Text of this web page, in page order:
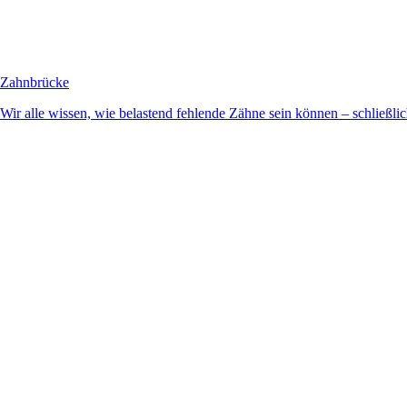
Zahnbrücke
Wir alle wissen, wie belastend fehlende Zähne sein können –